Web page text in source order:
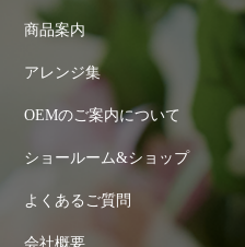
商品案内
アレンジ集
OEMのご案内について
ショールーム&ショップ
よくあるご質問
会社概要